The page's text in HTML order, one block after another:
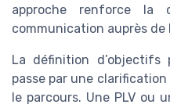
approche renforce la
communication auprès
La définition d’objectifs
passe par une
le parcours. Une PLV